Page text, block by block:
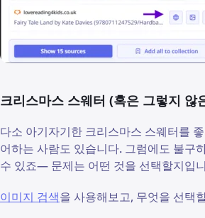
크리스마스 스웨터 (혹은 그렇지 않
다소 아기자기한 크리스마스 스웨터를
어하는 사람도 있습니다. 그럼에도 불구
수 있죠— 문제는 어떤 것을 선택할지입
이미지 검색을 사용해보고, 무엇을 선택